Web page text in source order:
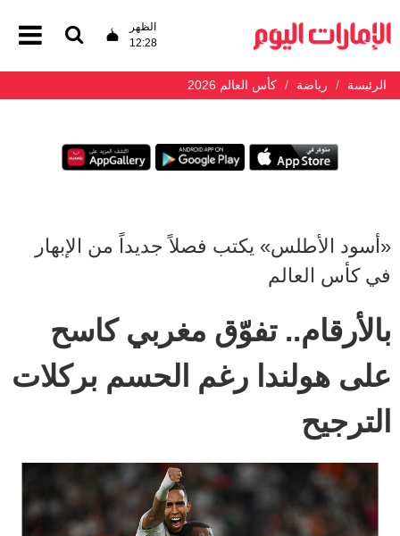
الظهر
12:28
الرئيسة رياضة كأس العالم 2026
«أسود الأطلس» يكتب فصلاً جديداً من الإبهار
في كأس العالم
بالأرقام.. تفوّق مغربي كاسح
على هولندا رغم الحسم بركلات
الترجيح